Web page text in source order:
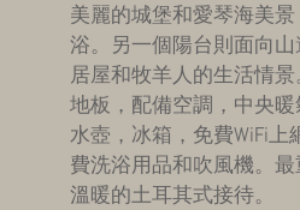
美麗的城堡和愛琴海美
浴。另一個陽台則面向
居屋和牧羊人的生活情
地板，配備空調，中央
水壺，冰箱，免費WiFi上
費洗浴用品和吹風機。
溫暖的土耳其式接待。